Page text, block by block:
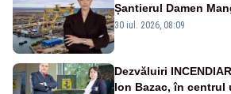
Șantierul Damen
scufundă apărarea
30 iul. 2026, 08:09
Dezvăluiri
Ion Bazac, în centrul